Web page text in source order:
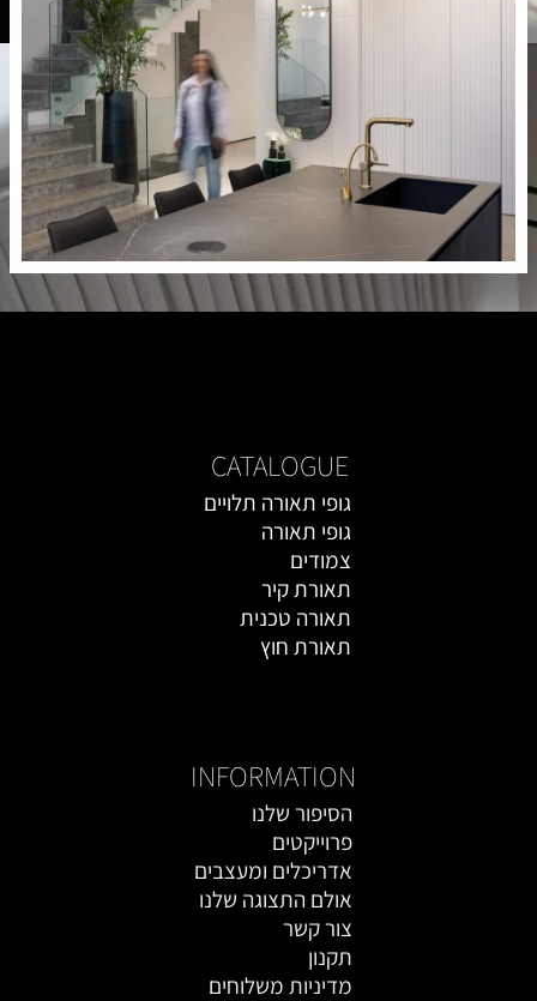
CATALOGUE
גופי תאורה תלויים
גופי תאורה
צמודים
תאורת קיר
תאורה טכנית
תאורת חוץ
INFORMATION
הסיפור שלנו
פרוייקטים
אדריכלים ומעצבים
אולם התצוגה שלנו
צור קשר
תקנון
מדיניות משלוחים